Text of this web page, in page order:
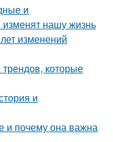
и
изменят нашу жизнь
изменений
которые
и
и почему она важна